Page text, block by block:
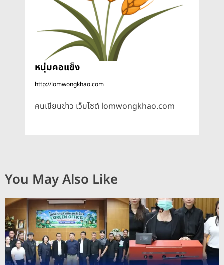
หนุ่มคอแข็ง
http://lomwongkhao.com
คนเขียนข่าว เว็บไซต์ lomwongkhao.com
You May Also Like